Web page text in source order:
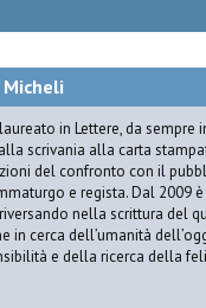
Micheli
in Lettere, da sempre
scrivania alla carta
del confronto con il
e regista. Dal 2009
nella scrittura del
in cerca dell’umanità
e della ricerca della